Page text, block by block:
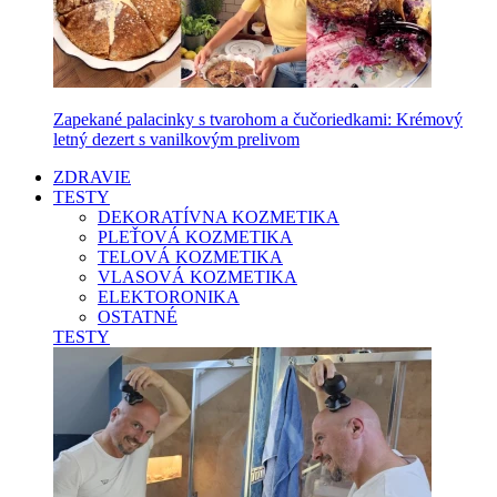
Zapekané palacinky s tvarohom a čučoriedkami: Krémový
letný dezert s vanilkovým prelivom
ZDRAVIE
TESTY
DEKORATÍVNA KOZMETIKA
PLEŤOVÁ KOZMETIKA
TELOVÁ KOZMETIKA
VLASOVÁ KOZMETIKA
ELEKTORONIKA
OSTATNÉ
TESTY